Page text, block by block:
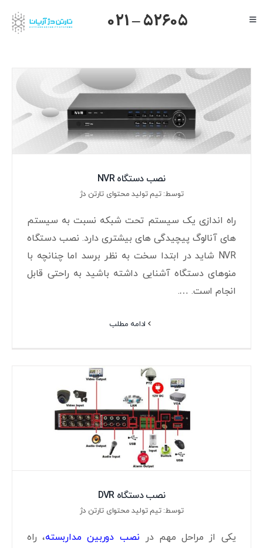
to
Toggle
گرنداستریم
یالینک
میکروتیک
هایک ویژن
021 – 52605
نصب دستگاه NVR
توسط: تیم تولید محتوای تارتن دژ
راه اندازی یک سیستم تحت شبکه نسبت به سیستم
های آنالوگ پیچیدگی های بیشتری دارد. نصب دستگاه
NVR شاید در ابتدا سخت به نظر برسد اما چنانچه با
منوهای دستگاه آشنایی داشته باشید به راحتی قابل
انجام است. ….
ادامه مطلب
نصب دستگاه DVR
توسط: تیم تولید محتوای تارتن دژ
یکی از مراحل مهم در نصب دوربین مداربسته، راه